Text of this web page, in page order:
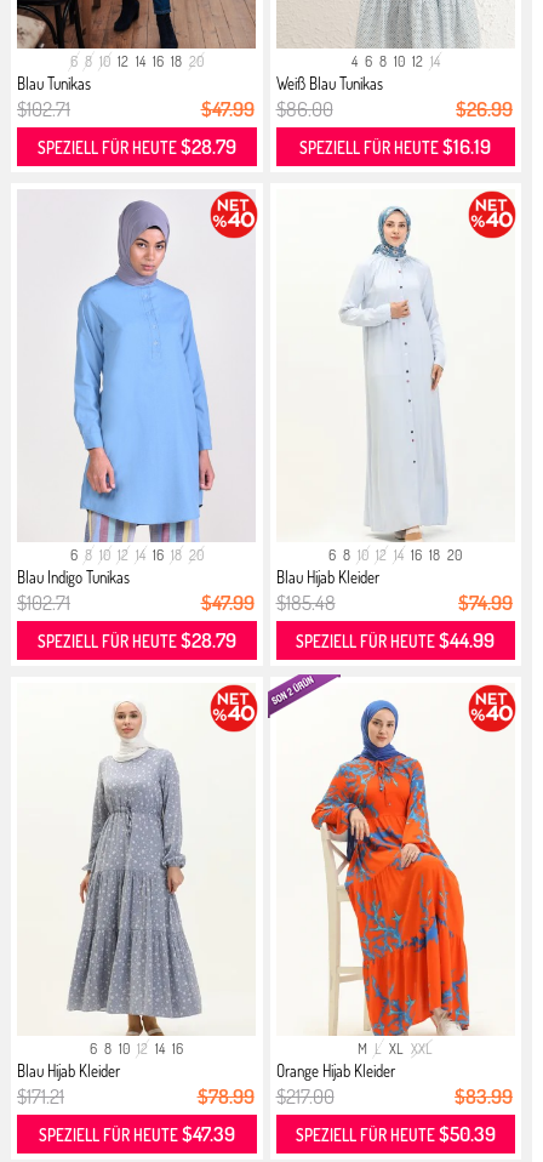
6 8 10 12 14 16 18 20
Blau Tunikas
$102.71 $47.99
SPEZIELL FÜR HEUTE$28.79
4 6 8 10 12 14
Weiß Blau Tunikas
$86.00 $26.99
SPEZIELL FÜR HEUTE$16.19
6 8 10 12 14 16 18 20
Blau Indigo Tunikas
$102.71 $47.99
SPEZIELL FÜR HEUTE$28.79
6 8 10 12 14 16 18 20
Blau Hijab Kleider
$185.48 $74.99
SPEZIELL FÜR HEUTE$44.99
6 8 10 12 14 16
Blau Hijab Kleider
$171.21 $78.99
SPEZIELL FÜR HEUTE$47.39
M L XL XXL
Orange Hijab Kleider
$217.00 $83.99
SPEZIELL FÜR HEUTE$50.39